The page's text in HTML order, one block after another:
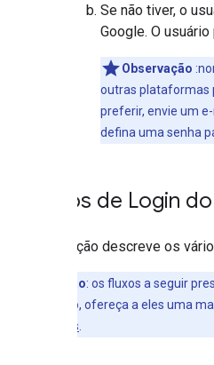
Se não tiver, o
Google. O
Observação
outras plataformas
preferir, envie um
defina uma senha
Fluxos de Login
Esta seção descreve os
Observação: os fluxos a seguir
consentimento, ofereça a eles uma
recomendadas